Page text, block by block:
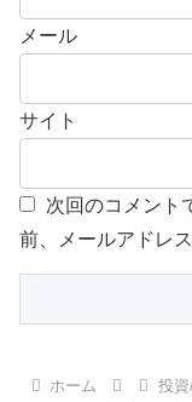
メール
サイト
次回のコメント
前、メールアドレ
ホーム 投